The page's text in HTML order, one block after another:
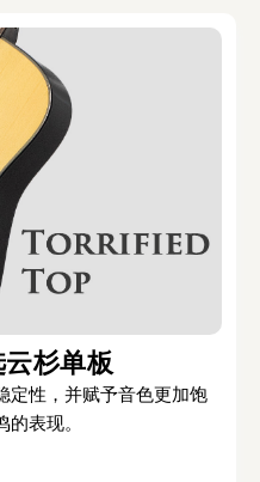
杉单板
定性，并赋予音色更加饱
表现。